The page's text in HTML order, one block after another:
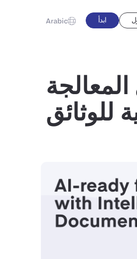
ابدأ Arabic
للوثائق